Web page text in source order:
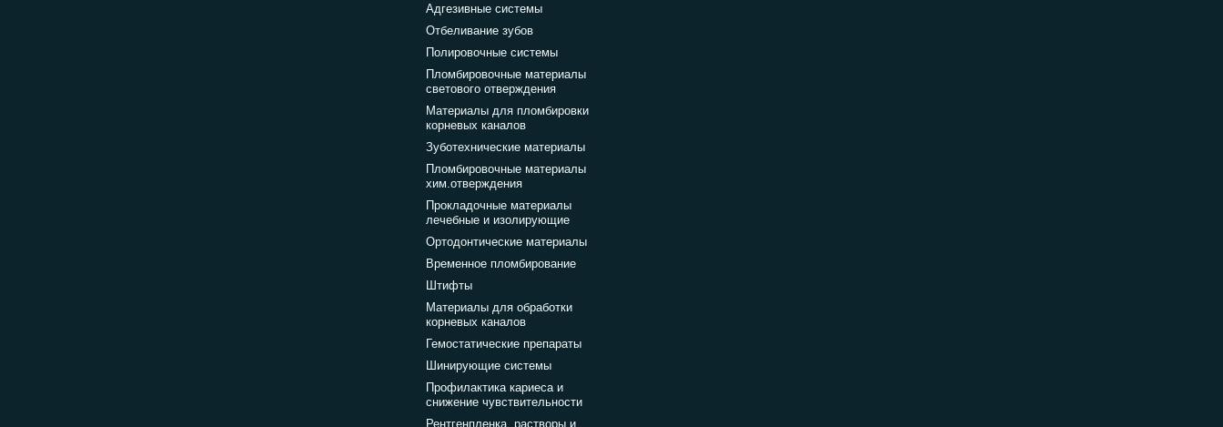
Адгезивные системы
Отбеливание зубов
Полировочные системы
Пломбировочные материалы
светового отверждения
Материалы для пломбировки
корневых каналов
Зуботехнические материалы
Пломбировочные материалы
хим.отверждения
Прокладочные материалы
лечебные и изолирующие
Ортодонтические материалы
Временное пломбирование
Штифты
Материалы для обработки
корневых каналов
Гемостатические препараты
Шинирующие системы
Профилактика кариеса и
снижение чувствительности
Рентгенпленка, растворы и